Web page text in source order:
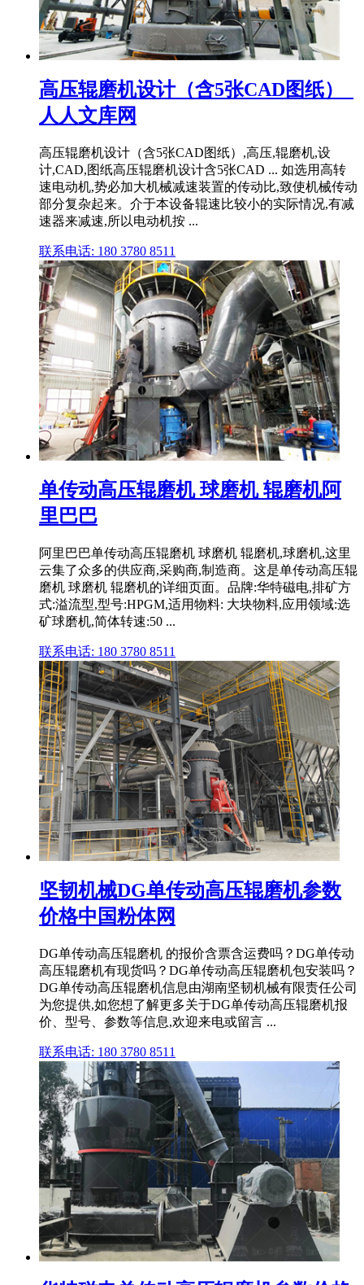
高压辊磨机设计（含5张CAD图纸）_
人人文库网
高压辊磨机设计（含5张CAD图纸）,高压,辊磨机,设
计,CAD,图纸高压辊磨机设计含5张CAD ... 如选用高转
速电动机,势必加大机械减速装置的传动比,致使机械传动
部分复杂起来。介于本设备辊速比较小的实际情况,有减
速器来减速,所以电动机按 ...
联系电话: 180 3780 8511
单传动高压辊磨机 球磨机 辊磨机阿
里巴巴
阿里巴巴单传动高压辊磨机 球磨机 辊磨机,球磨机,这里
云集了众多的供应商,采购商,制造商。这是单传动高压辊
磨机 球磨机 辊磨机的详细页面。品牌:华特磁电,排矿方
式:溢流型,型号:HPGM,适用物料: 大块物料,应用领域:选
矿球磨机,简体转速:50 ...
联系电话: 180 3780 8511
坚韧机械DG单传动高压辊磨机参数
价格中国粉体网
DG单传动高压辊磨机 的报价含票含运费吗？DG单传动
高压辊磨机有现货吗？DG单传动高压辊磨机包安装吗？
DG单传动高压辊磨机信息由湖南坚韧机械有限责任公司
为您提供,如您想了解更多关于DG单传动高压辊磨机报
价、型号、参数等信息,欢迎来电或留言 ...
联系电话: 180 3780 8511